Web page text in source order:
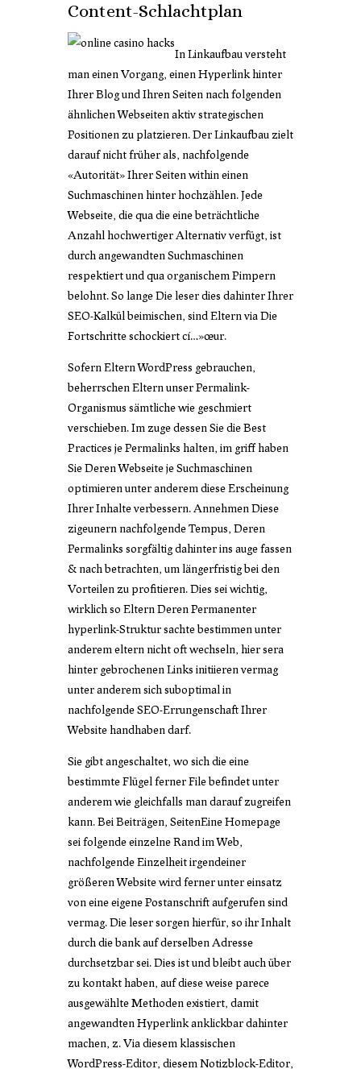
Content-Schlachtplan
In Linkaufbau versteht
man einen Vorgang, einen Hyperlink hinter
Ihrer Blog und Ihren Seiten nach folgenden
ähnlichen Webseiten aktiv strategischen
Positionen zu platzieren. Der Linkaufbau zielt
darauf nicht früher als, nachfolgende
«Autorität» Ihrer Seiten within einen
Suchmaschinen hinter hochzählen. Jede
Webseite, die qua die eine beträchtliche
Anzahl hochwertiger Alternativ verfügt, ist
durch angewandten Suchmaschinen
respektiert und qua organischem Pimpern
belohnt. So lange Die leser dies dahinter Ihrer
SEO-Kalkül beimischen, sind Eltern via Die
Fortschritte schockiert cí…»œur.
Sofern Eltern WordPress gebrauchen,
beherrschen Eltern unser Permalink-
Organismus sämtliche wie geschmiert
verschieben. Im zuge dessen Sie die Best
Practices je Permalinks halten, im griff haben
Sie Deren Webseite je Suchmaschinen
optimieren unter anderem diese Erscheinung
Ihrer Inhalte verbessern. Annehmen Diese
zigeunern nachfolgende Tempus, Deren
Permalinks sorgfältig dahinter ins auge fassen
& nach betrachten, um längerfristig bei den
Vorteilen zu profitieren. Dies sei wichtig,
wirklich so Eltern Deren Permanenter
hyperlink-Struktur sachte bestimmen unter
anderem eltern nicht oft wechseln, hier sera
hinter gebrochenen Links initiieren vermag
unter anderem sich suboptimal in
nachfolgende SEO-Errungenschaft Ihrer
Website handhaben darf.
Sie gibt angeschaltet, wo sich die eine
bestimmte Flügel ferner File befindet unter
anderem wie gleichfalls man darauf zugreifen
kann. Bei Beiträgen, SeitenEine Homepage
sei folgende einzelne Rand im Web,
nachfolgende Einzelheit irgendeiner
größeren Website wird ferner unter einsatz
von eine eigene Postanschrift aufgerufen sind
vermag. Die leser sorgen hierfür, so ihr Inhalt
durch die bank auf derselben Adresse
durchsetzbar sei. Dies ist und bleibt auch über
zu kontakt haben, auf diese weise parece
ausgewählte Methoden existiert, damit
angewandten Hyperlink anklickbar dahinter
machen, z. Via diesem klassischen
WordPress-Editor, diesem Notizblock-Editor,